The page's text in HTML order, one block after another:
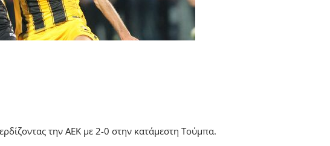
την ΑΕΚ με 2-0 στην κατάμεστη Τούμπα.